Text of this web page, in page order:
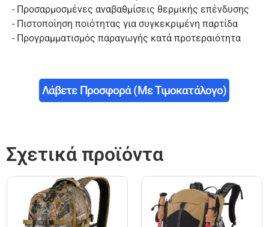
- Προσαρμοσμένες αναβαθμίσεις θερμικής επένδυσης
- Πιστοποίηση ποιότητας για συγκεκριμένη παρτίδα
- Προγραμματισμός παραγωγής κατά προτεραιότητα
Λάβετε Προσφορά (με Τιμοκατάλογο)
Σχετικά προϊόντα